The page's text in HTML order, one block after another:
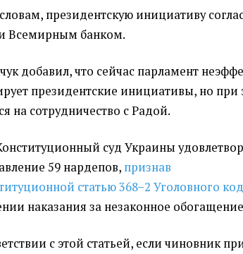
президентскую инициативу
Всемирным банком.
добавил, что сейчас парламент
президентские инициативы, но при
на сотрудничество с Радой.
суд Украины
59 нардепов, признав
статью 368−2 Уголовного
наказания за незаконное
с этой статьей, если чиновник